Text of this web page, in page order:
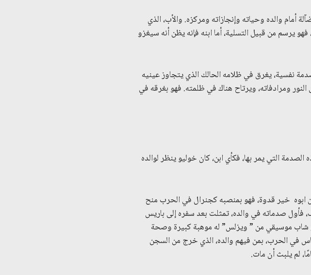
أمام والده وحياته وإنجازاته ومركزه. والأب، الذي
يرسم من قبيل التسلية، أما ابنه فإنه يظن أنه سيغزو
نفسية، يغرق في ظلامه الحالك الذي يتجاوز عينيه
ومرادفاته، ويرتاح هناك في ظلمته. فهو بغرقه في
التي يمر بها، فكأي ابن، كان خوليو ينظر لوالده
ابوه خير قدوة، فهو بمنصبه كجنرال في الحرب منح
فأول صدماته في والده، تمثلت بعد سفره إلى باريس
شاب موسيقي من ” ويزلس” له موهبة كبيرة وصحة
في الحرب، بمن فيهم والده، الذي خرج من السجن
لم يلبث أن مات.